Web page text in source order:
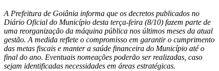
A Prefeitura de Goiânia informa que os decretos publicados no
Diário Oficial do Município desta terça-feira (8/10) fazem parte de
uma reorganização da máquina pública nos últimos meses da atual
gestão. A medida reflete o compromisso em garantir o cumprimento
das metas fiscais e manter a saúde financeira do Município até o
final do ano. Eventuais nomeações poderão ser realizadas, caso
sejam identificadas necessidades em áreas estratégicas.